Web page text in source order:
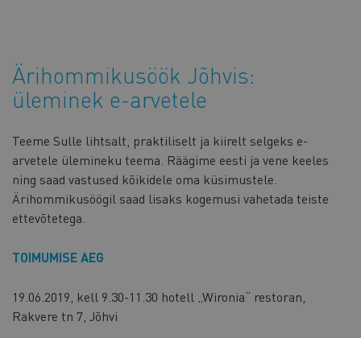
Ärihommikusöök Jõhvis:
üleminek e-arvetele
Teeme Sulle lihtsalt, praktiliselt ja kiirelt selgeks e-
arvetele ülemineku teema. Räägime eesti ja vene keeles
ning saad vastused kõikidele oma küsimustele.
Ärihommikusöögil saad lisaks kogemusi vahetada teiste
ettevõtetega.
TOIMUMISE AEG
19.06.2019, kell 9.30-11.30 hotell „Wironia“ restoran,
Rakvere tn 7, Jõhvi